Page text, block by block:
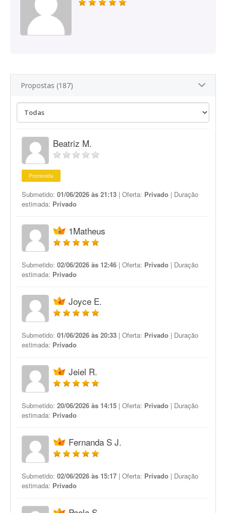
Propostas (187)
Beatriz M.
Promovida
Submetido: 01/06/2026 às 21:13 | Oferta: Privado | Duração
estimada: Privado
1Matheus
Submetido: 02/06/2026 às 12:46 | Oferta: Privado | Duração
estimada: Privado
Joyce E.
Submetido: 01/06/2026 às 20:33 | Oferta: Privado | Duração
estimada: Privado
Jeiel R.
Submetido: 20/06/2026 às 14:15 | Oferta: Privado | Duração
estimada: Privado
Fernanda S J.
Submetido: 02/06/2026 às 15:17 | Oferta: Privado | Duração
estimada: Privado